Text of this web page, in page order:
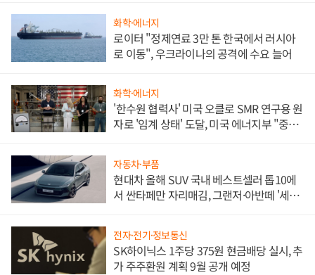
화학·에너지
로이터 "정제연료 3만 톤 한국에서 러시아
로 이동", 우크라이나의 공격에 수요 늘어
화학·에너지
'한수원 협력사' 미국 오클로 SMR 연구용 원
자로 '임계 상태' 도달, 미국 에너지부 "중요
자동차·부품
현대차 올해 SUV 국내 베스트셀러 톱10에
서 싼타페만 자리매김, 그랜저·아반떼 '세단
전자·전기·정보통신
SK하이닉스 1주당 375원 현금배당 실시, 추
가 주주환원 계획 9월 공개 예정